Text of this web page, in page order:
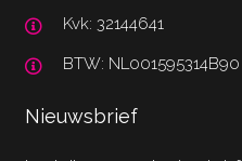
Kvk: 32144641
BTW: NL001595314B90
Nieuwsbrief